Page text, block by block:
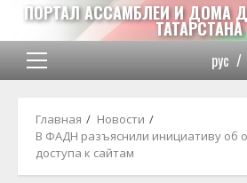
Перейти
содержимому
ПОРТАЛ АССАМБЛЕИ И ДОМА
ТАТАРСТАНА
Основное
рус /
Главная
Новости
В ФАДН разъяснили инициативу об
доступа к сайтам